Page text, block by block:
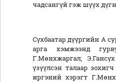
чадсангүй гэж шүүх
Сүхбаатар дүүргийн А
арга хэмжээнд
Г.Мөнхжаргал,
үзүүлсэн талаар
иргэний хэрэгт